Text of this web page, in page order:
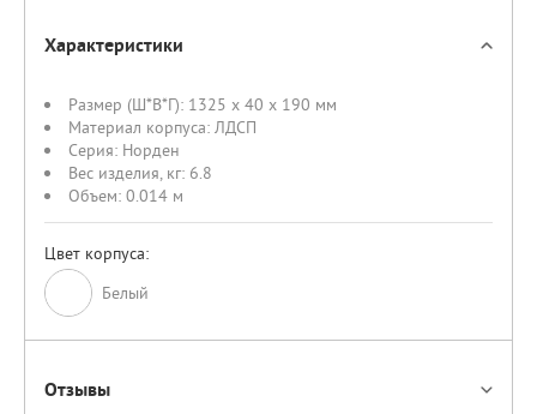
Характеристики
Размер (Ш*В*Г): 1325 x 40 x 190 мм
Материал корпуса: ЛДСП
Серия: Норден
Вес изделия, кг: 6.8
Объем: 0.014 м
Цвет корпуса:
Белый
Отзывы